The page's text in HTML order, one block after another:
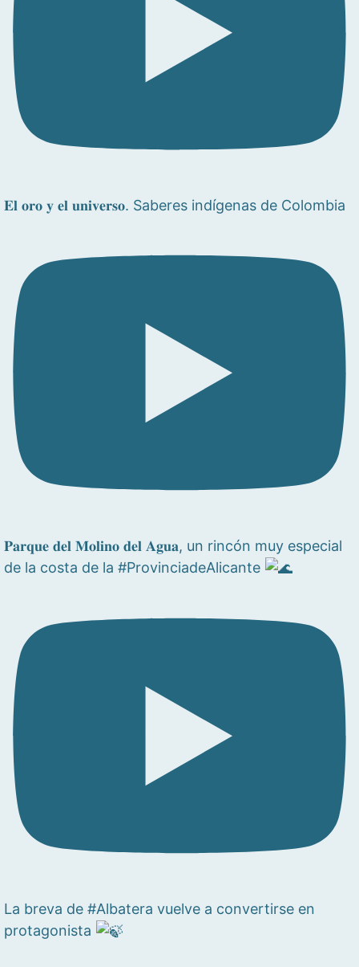
𝐄𝐥 𝐨𝐫𝐨 𝐲 𝐞𝐥 𝐮𝐧𝐢𝐯𝐞𝐫𝐬𝐨. Saberes indígenas de Colombia
𝐏𝐚𝐫𝐪𝐮𝐞 𝐝𝐞𝐥 𝐌𝐨𝐥𝐢𝐧𝐨 𝐝𝐞𝐥 𝐀𝐠𝐮𝐚, un rincón muy especial
de la costa de la #ProvinciadeAlicante
La breva de #Albatera vuelve a convertirse en
protagonista